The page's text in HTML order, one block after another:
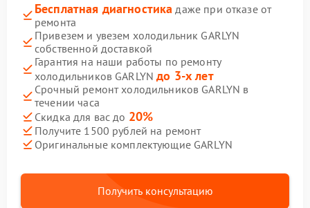
Бесплатная диагностика даже при отказе от
ремонта
Привезем и увезем холодильник GARLYN
собственной доставкой
Гарантия на наши работы по ремонту
холодильников GARLYNдо 3-х лет
Срочный ремонт холодильников GARLYN в
течении часа
Скидка для вас до 20%
Получите 1500 рублей на ремонт
Оригинальные комплектующие GARLYN
Получить консультацию